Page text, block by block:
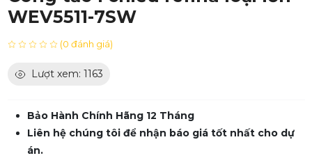
WEV5511-7SW
(0 đánh giá)
Lượt xem: 1163
Bảo Hành Chính Hãng 12 Tháng
Liên hệ chúng tôi để nhận báo giá tốt nhất cho dự
án.